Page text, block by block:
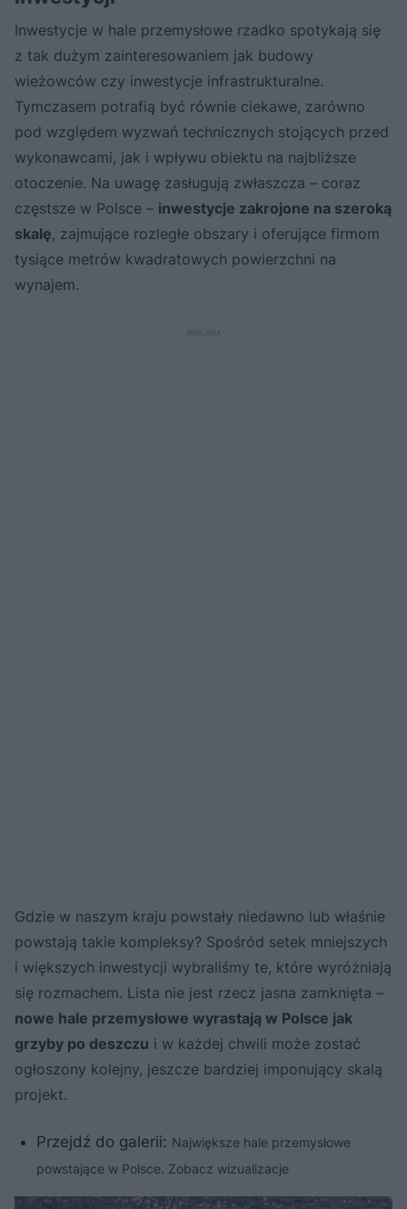
Inwestycje w hale przemysłowe rzadko spotykają się
z tak dużym zainteresowaniem jak budowy
wieżowców czy inwestycje infrastrukturalne.
Tymczasem potrafią być równie ciekawe, zarówno
pod względem wyzwań technicznych stojących przed
wykonawcami, jak i wpływu obiektu na najbliższe
otoczenie. Na uwagę zasługują zwłaszcza – coraz
częstsze w Polsce – inwestycje zakrojone na szeroką
skalę, zajmujące rozległe obszary i oferujące firmom
tysiące metrów kwadratowych powierzchni na
wynajem.
Gdzie w naszym kraju powstały niedawno lub właśnie
powstają takie kompleksy? Spośród setek mniejszych
i większych inwestycji wybraliśmy te, które wyróżniają
się rozmachem. Lista nie jest rzecz jasna zamknięta –
nowe hale przemysłowe wyrastają w Polsce jak
grzyby po deszczu i w każdej chwili może zostać
ogłoszony kolejny, jeszcze bardziej imponujący skalą
projekt.
Przejdź do galerii: Największe hale przemysłowe
powstające w Polsce. Zobacz wizualizacje